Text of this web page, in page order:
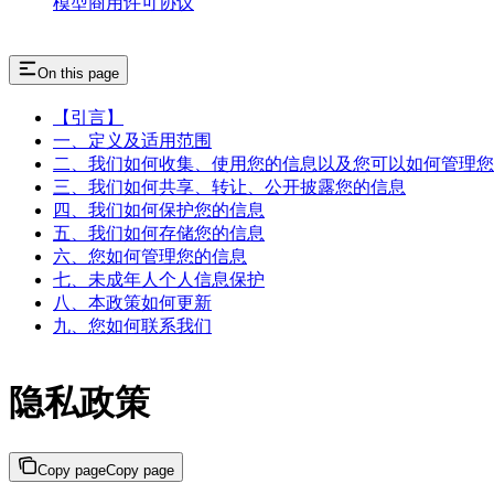
On this page
【引言】
一、定义及适用范围
二、我们如何收集、使用您的信息以及您可以如何管理
三、我们如何共享、转让、公开披露您的信息
四、我们如何保护您的信息
五、我们如何存储您的信息
六、您如何管理您的信息
七、未成年人个人信息保护
八、本政策如何更新
九、您如何联系我们
隐私政策
Copy pageCopy page